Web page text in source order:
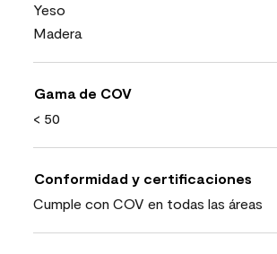
Yeso
Madera
Gama de COV
< 50
Conformidad y certificaciones
Cumple con COV en todas las áreas